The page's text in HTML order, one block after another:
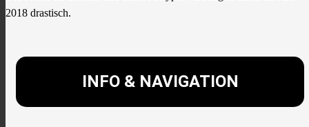
2018 drastisch.
INFO & NAVIGATION